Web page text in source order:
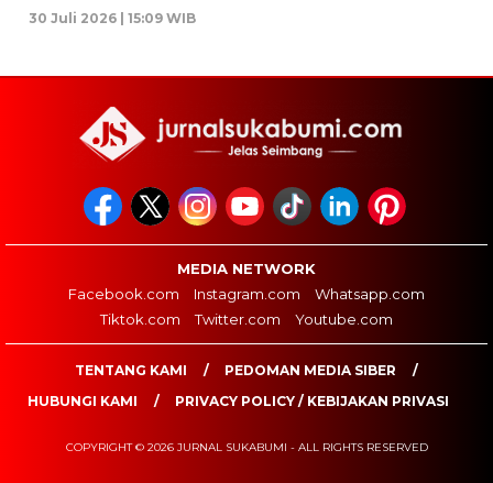
30 Juli 2026 | 15:09 WIB
MEDIA NETWORK
Facebook.com
Instagram.com
Whatsapp.com
Tiktok.com
Twitter.com Youtube.com
TENTANG KAMI
PEDOMAN MEDIA SIBER
HUBUNGI KAMI
PRIVACY POLICY / KEBIJAKAN PRIVASI
COPYRIGHT © 2026 JURNAL SUKABUMI - ALL RIGHTS RESERVED